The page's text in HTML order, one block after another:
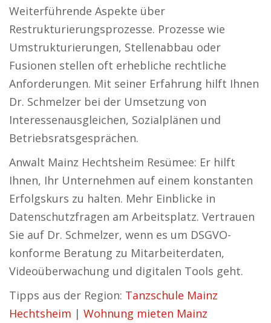
Weiterführende Aspekte über
Restrukturierungsprozesse. Prozesse wie
Umstrukturierungen, Stellenabbau oder
Fusionen stellen oft erhebliche rechtliche
Anforderungen. Mit seiner Erfahrung hilft Ihnen
Dr. Schmelzer bei der Umsetzung von
Interessenausgleichen, Sozialplänen und
Betriebsratsgesprächen.
Anwalt Mainz Hechtsheim Resümee: Er hilft
Ihnen, Ihr Unternehmen auf einem konstanten
Erfolgskurs zu halten. Mehr Einblicke in
Datenschutzfragen am Arbeitsplatz. Vertrauen
Sie auf Dr. Schmelzer, wenn es um DSGVO-
konforme Beratung zu Mitarbeiterdaten,
Videoüberwachung und digitalen Tools geht.
Tipps aus der Region: Tanzschule Mainz
Hechtsheim | Wohnung mieten Mainz